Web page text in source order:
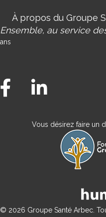
À propos du Groupe
Ensemble, au service
ans
Facebook Groupe Santé Arbec
LinkedIn Groupe
Vous désirez faire un
© 2026 Groupe Santé Arbec.